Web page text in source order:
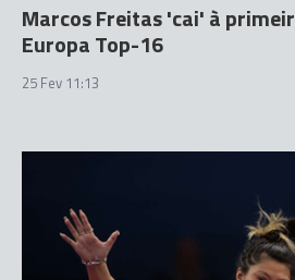
Marcos Freitas 'cai' à
Europa Top-16
25 Fev 11:13